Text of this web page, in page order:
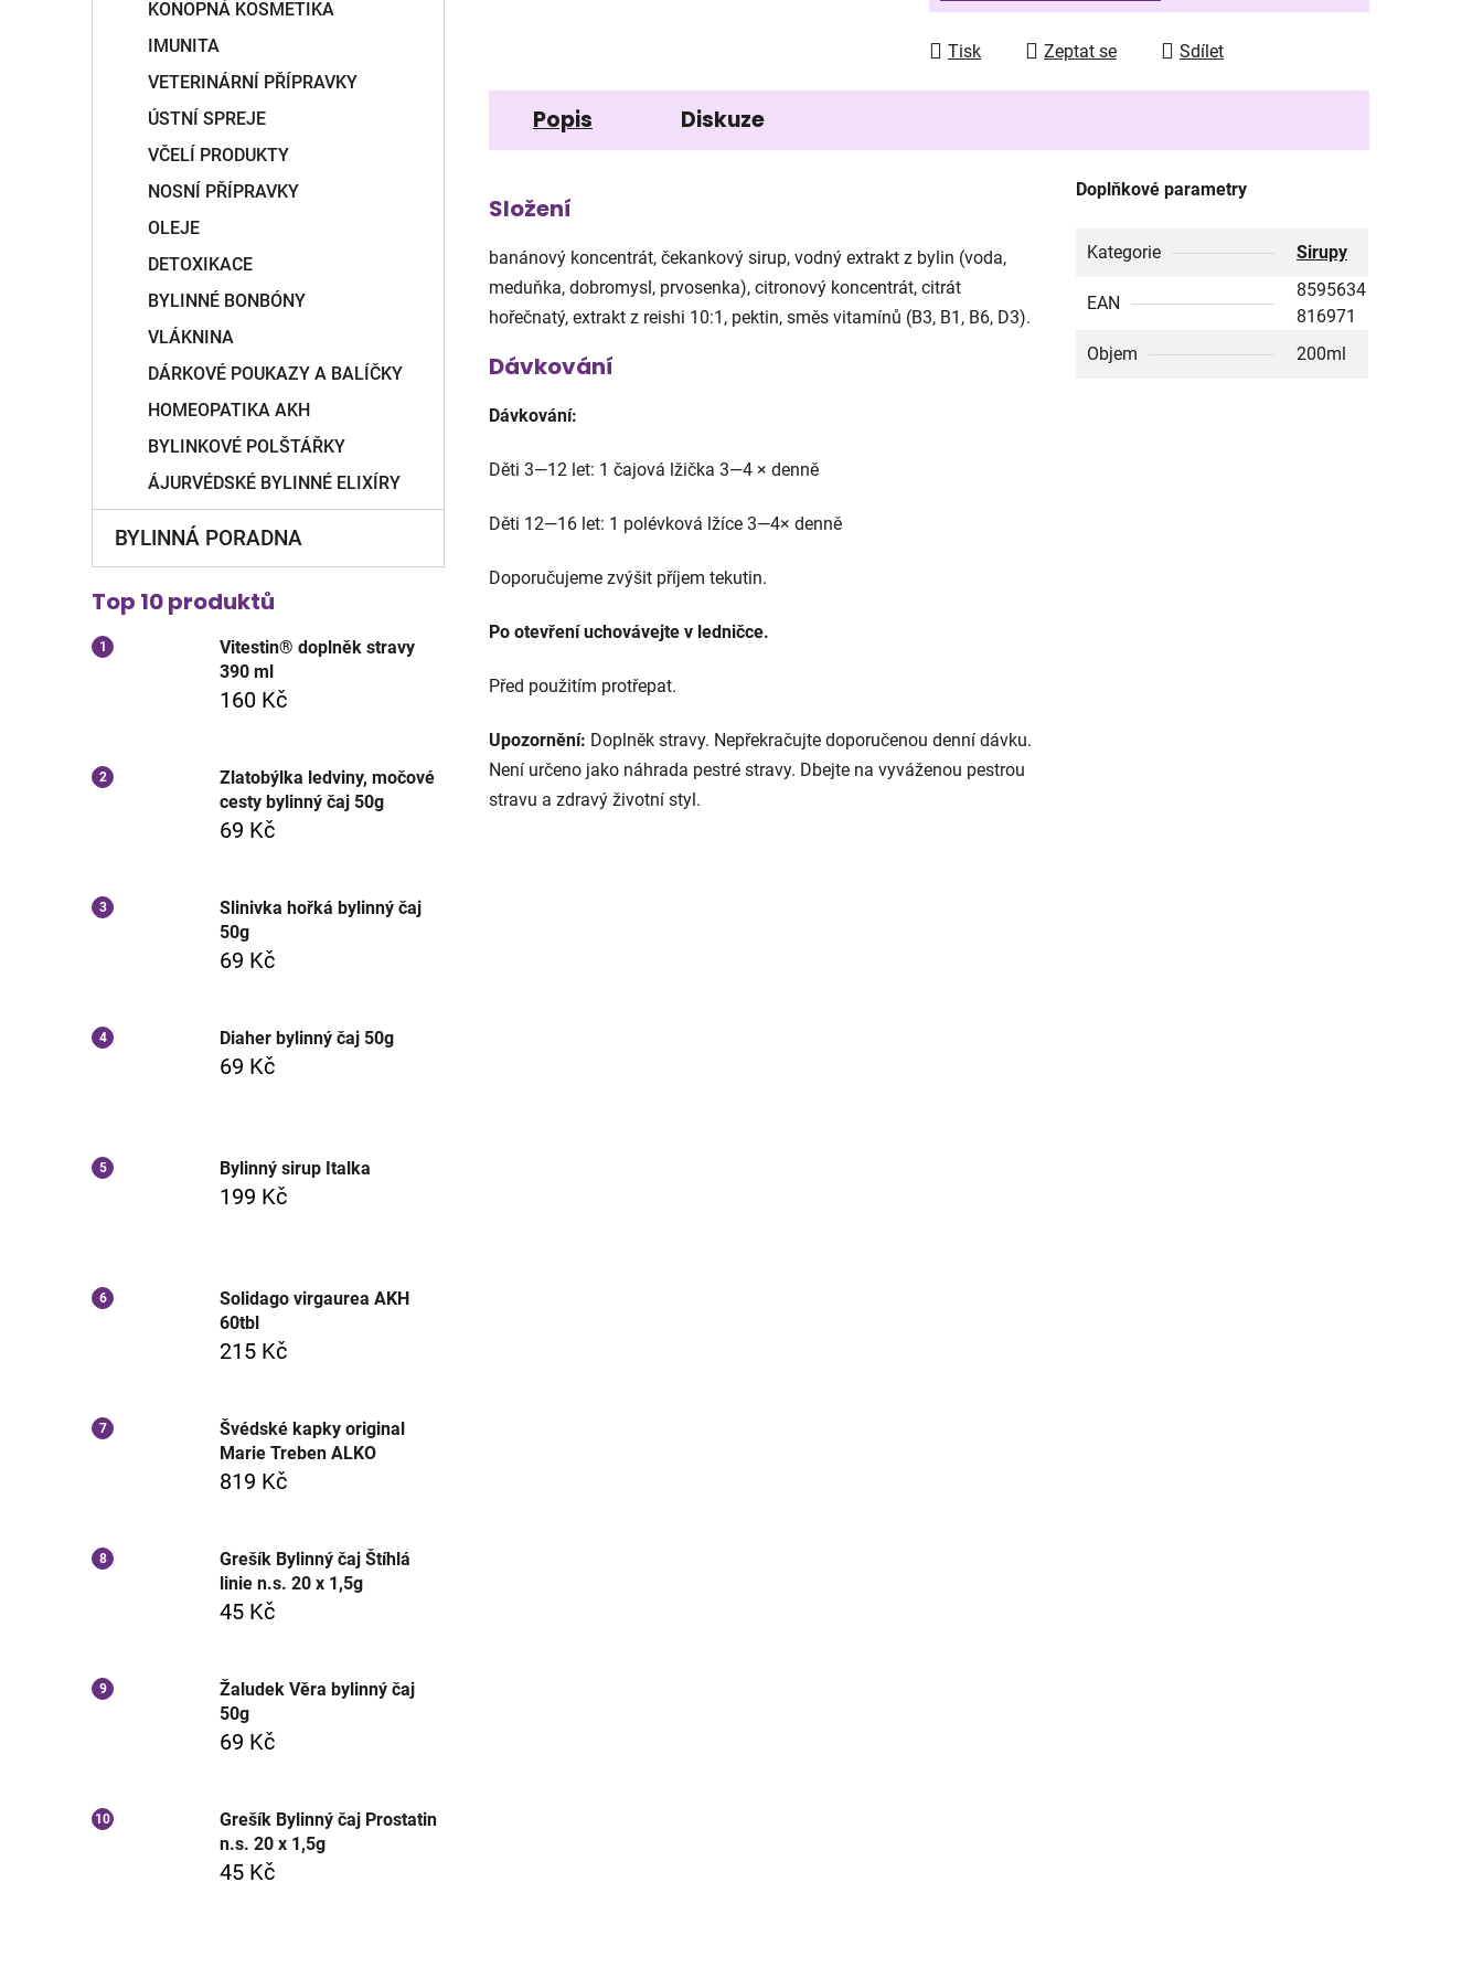
KONOPNÁ KOSMETIKA
IMUNITA
VETERINÁRNÍ PŘÍPRAVKY
ÚSTNÍ SPREJE
VČELÍ PRODUKTY
NOSNÍ PŘÍPRAVKY
OLEJE
DETOXIKACE
BYLINNÉ BONBÓNY
VLÁKNINA
DÁRKOVÉ POUKAZY A BALÍČKY
HOMEOPATIKA AKH
BYLINKOVÉ POLŠTÁŘKY
ÁJURVÉDSKÉ BYLINNÉ ELIXÍRY
BYLINNÁ PORADNA
Top 10 produktů
Vitestin® doplněk stravy
390 ml
160 Kč
Zlatobýlka ledviny, močové
cesty bylinný čaj 50g
69 Kč
Slinivka hořká bylinný čaj
50g
69 Kč
Diaher bylinný čaj 50g
69 Kč
Bylinný sirup Italka
199 Kč
Solidago virgaurea AKH
60tbl
215 Kč
Švédské kapky original
Marie Treben ALKO
819 Kč
Grešík Bylinný čaj Štíhlá
linie n.s. 20 x 1,5g
45 Kč
Žaludek Věra bylinný čaj
50g
69 Kč
Grešík Bylinný čaj Prostatin
n.s. 20 x 1,5g
45 Kč
Tisk Zeptat se Sdílet
Popis Diskuze
Složení
banánový koncentrát, čekankový sirup, vodný extrakt z bylin (voda,
meduňka, dobromysl, prvosenka), citronový koncentrát, citrát
hořečnatý, extrakt z reishi 10:1, pektin, směs vitamínů (B3, B1, B6, D3).
Dávkování
Dávkování:
Děti 3—12 let: 1 čajová lžička 3—4 × denně
Děti 12—16 let: 1 polévková lžíce 3—4× denně
Doporučujeme zvýšit příjem tekutin.
Po otevření uchovávejte v ledničce.
Před použitím protřepat.
Upozornění: Doplněk stravy. Nepřekračujte doporučenou denní dávku.
Není určeno jako náhrada pestré stravy. Dbejte na vyváženou pestrou
stravu a zdravý životní styl.
Doplňkové parametry
Kategorie Sirupy
EAN
8595634
816971
Objem
200ml